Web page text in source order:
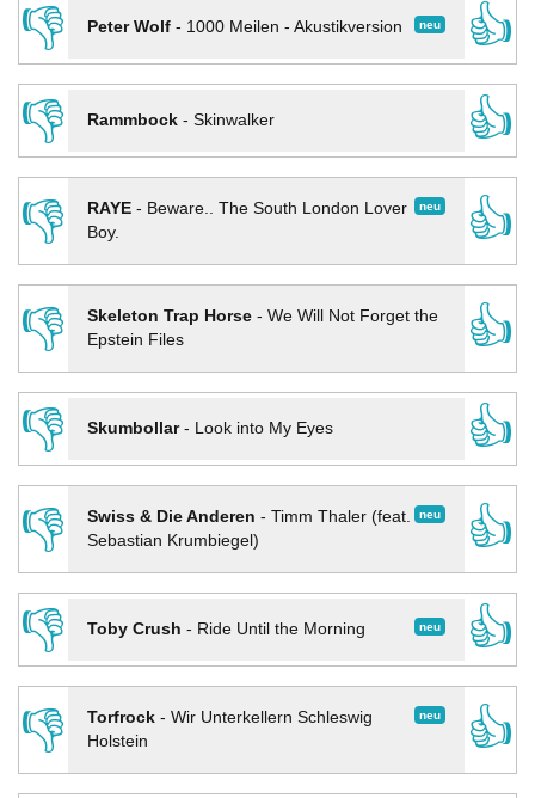
👎
neu
Peter Wolf- 1000 Meilen - Akustikversion
👍
👎
Rammbock- Skinwalker
👍
👎
neu
RAYE- Beware.. The South London Lover
Boy.
👍
👎 Skeleton Trap Horse- We Will Not Forget the
Epstein Files
👍
👎
Skumbollar- Look into My Eyes
👍
👎
neu
Swiss & Die Anderen - Timm Thaler (feat.
Sebastian Krumbiegel)
👍
👎
neu
Toby Crush - Ride Until the Morning
👍
👎
neu
Torfrock- Wir Unterkellern Schleswig
Holstein
👍